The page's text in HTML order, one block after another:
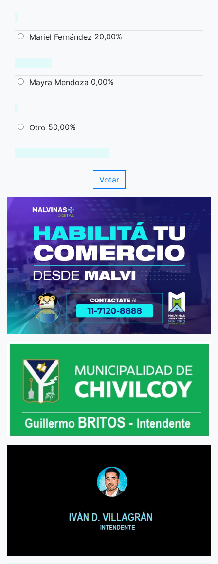
Mariel Fernández 20,00%
Mayra Mendoza 0,00%
Otro 50,00%